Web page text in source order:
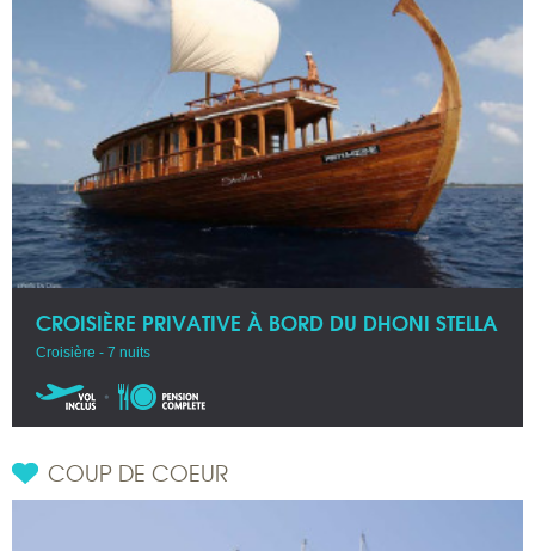
CROISIÈRE PRIVATIVE À BORD DU DHONI STELLA
Croisière - 7 nuits
COUP DE COEUR